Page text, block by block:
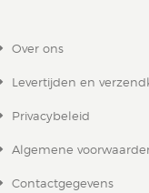
Over ons
Levertijden en
Privacybeleid
Algemene
Contactgegevens